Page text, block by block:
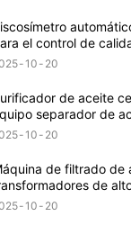
el control de
10 20
de aceite
separador de
de aceite
10 20
de filtrado de
de
hora para el
10 20